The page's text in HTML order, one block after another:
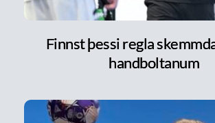
Finnst þessi regla
handboltanum